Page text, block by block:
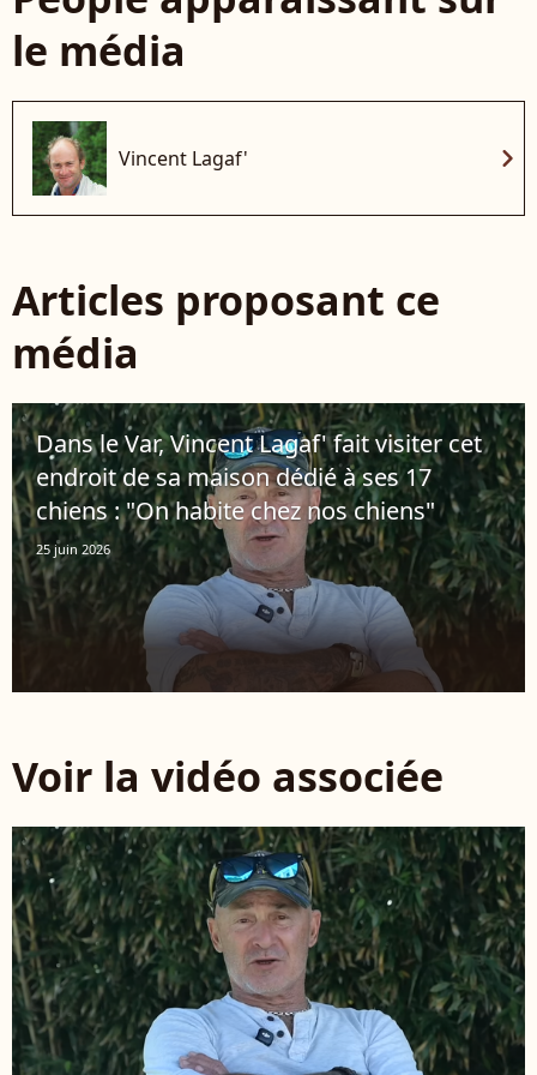
le média
Vincent Lagaf' chevron_right
Articles proposant ce
média
Dans le Var, Vincent Lagaf' fait visiter cet
endroit de sa maison dédié à ses 17
chiens : "On habite chez nos chiens"
25 juin 2026
Voir la vidéo associée